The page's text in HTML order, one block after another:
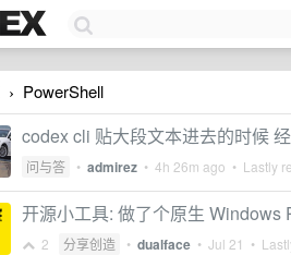
› PowerShell
codex cli 贴大段文本进去的时候
问与答 • admirez • 4h 26m ago • Lastly
开源小工具: 做了个原生
2 分享创造 • dualface • Jul 21 •